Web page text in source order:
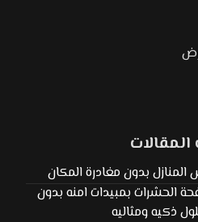
المنازل بدون مغادرة المكان
الحشرات بمبيدات امنه بدون
ذكيه ومثاليه